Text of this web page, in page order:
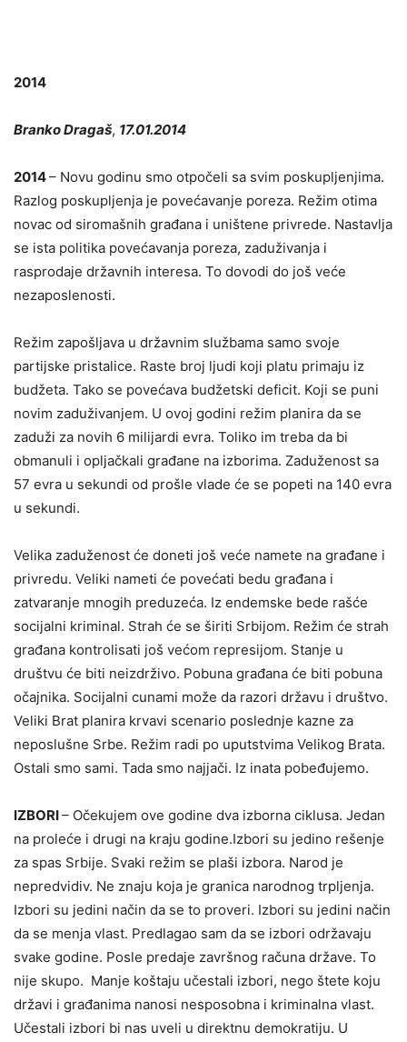
2014
Branko Dragaš, 17.01.2014
2014– Novu godinu smo otpočeli sa svim poskupljenjima.
Razlog poskupljenja je povećavanje poreza. Režim otima
novac od siromašnih građana i uništene privrede. Nastavlja
se ista politika povećavanja poreza, zaduživanja i
rasprodaje državnih interesa. To dovodi do još veće
nezaposlenosti.
Režim zapošljava u državnim službama samo svoje
partijske pristalice. Raste broj ljudi koji platu primaju iz
budžeta. Tako se povećava budžetski deficit. Koji se puni
novim zaduživanjem. U ovoj godini režim planira da se
zaduži za novih 6 milijardi evra. Toliko im treba da bi
obmanuli i opljačkali građane na izborima. Zaduženost sa
57 evra u sekundi od prošle vlade će se popeti na 140 evra
u sekundi.
Velika zaduženost će doneti još veće namete na građane i
privredu. Veliki nameti će povećati bedu građana i
zatvaranje mnogih preduzeća. Iz endemske bede rašće
socijalni kriminal. Strah će se širiti Srbijom. Režim će strah
građana kontrolisati još većom represijom. Stanje u
društvu će biti neizdrživo. Pobuna građana će biti pobuna
očajnika. Socijalni cunami može da razori državu i društvo.
Veliki Brat planira krvavi scenario poslednje kazne za
neposlušne Srbe. Režim radi po uputstvima Velikog Brata.
Ostali smo sami. Tada smo najjači. Iz inata pobeđujemo.
IZBORI– Očekujem ove godine dva izborna ciklusa. Jedan
na proleće i drugi na kraju godine.Izbori su jedino rešenje
za spas Srbije. Svaki režim se plaši izbora. Narod je
nepredvidiv. Ne znaju koja je granica narodnog trpljenja.
Izbori su jedini način da se to proveri. Izbori su jedini način
da se menja vlast. Predlagao sam da se izbori održavaju
svake godine. Posle predaje završnog računa države. To
nije skupo. Manje koštaju učestali izbori, nego štete koju
državi i građanima nanosi nesposobna i kriminalna vlast.
Učestali izbori bi nas uveli u direktnu demokratiju. U